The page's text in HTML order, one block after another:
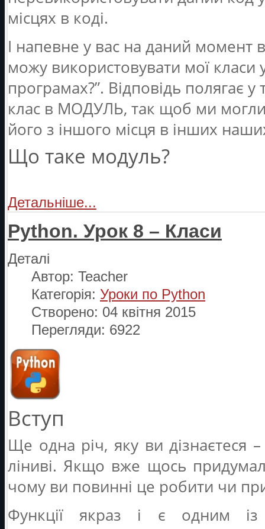
місцях в коді.
І напевне у вас на даний момент
можу використовувати мої класи
програмах?”. Відповідь полягає
клас в МОДУЛЬ, так щоб ми могли
його з іншого місця в інших
Що таке модуль?
Детальніше...
Python. Урок 8 – Класи
Деталі
Автор: Teacher
Категорія: Уроки по Python
Створено: 04 квітня 2015
Перегляди: 6922
Вступ
Ще одна річ, яку ви дізнаєтеся
ліниві. Якщо вже щось
чому ви повинні це робити чи
Функції якраз і є одним із